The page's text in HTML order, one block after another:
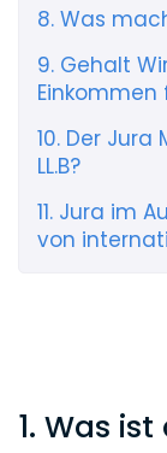
8. Was
9. Gehalt
Einkommen
10. Der
LL.B?
11. Jura im
von
1. Was